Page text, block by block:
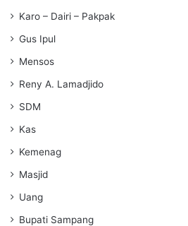
Karo – Dairi – Pakpak
Gus Ipul
Mensos
Reny A. Lamadjido
SDM
Kas
Kemenag
Masjid
Uang
Bupati Sampang